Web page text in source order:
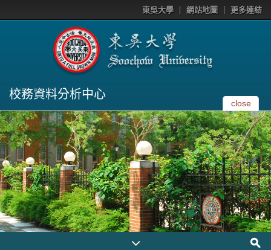
東吳大學 網站地圖 更多連結
校務資料分析中心
close